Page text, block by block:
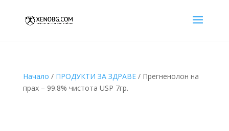
Начало / ПРОДУКТИ ЗА ЗДРАВЕ/ Прегненолон на
прах – 99.8% чистота USP 7гр.